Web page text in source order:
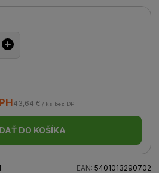
43,64 € / ks bez DPH
DO KOŠÍKA
EAN: 5401013290702